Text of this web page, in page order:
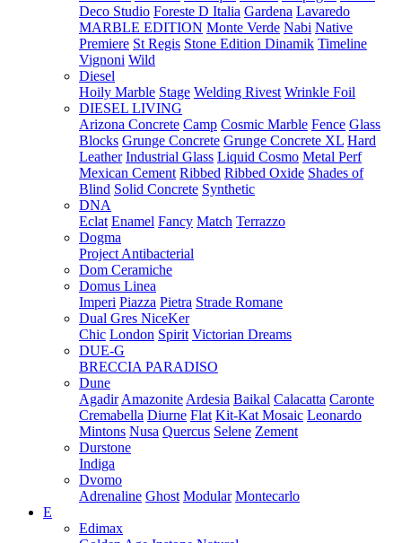
Deco Studio Foreste D Italia Gardena Lavaredo
MARBLE EDITION Monte Verde Nabi Native
Premiere St Regis Stone Edition Dinamik Timeline
Vignoni Wild
Diesel
Hoily Marble Stage Welding Rivest Wrinkle Foil
DIESEL LIVING
Arizona Concrete Camp Cosmic Marble Fence Glass
Blocks Grunge Concrete Grunge Concrete XL Hard
Leather Industrial Glass Liquid Cosmo Metal Perf
Mexican Cement Ribbed Ribbed Oxide Shades of
Blind Solid Concrete Synthetic
DNA
Eclat Enamel Fancy Match Terrazzo
Dogma
Project Antibacterial
Dom Ceramiche
Domus Linea
Imperi Piazza Pietra Strade Romane
Dual Gres NiceKer
Chic London Spirit Victorian Dreams
DUE-G
BRECCIA PARADISO
Dune
Agadir Amazonite Ardesia Baikal Calacatta Caronte
Cremabella Diurne Flat Kit-Kat Mosaic Leonardo
Mintons Nusa Quercus Selene Zement
Durstone
Indiga
Dvomo
Adrenaline Ghost Modular Montecarlo
E
Edimax